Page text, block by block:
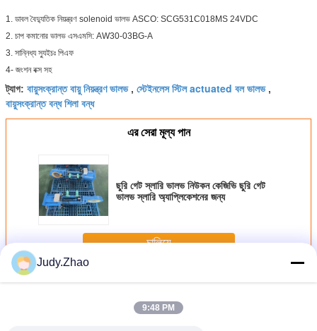
1. ডাবল বৈদ্যুতিক নিয়ন্ত্রণ solenoid ভালভ ASCO: SCG531C018MS 24VDC
2. চাপ কমানোর ভালভ এসএমসি: AW30-03BG-A
3. সান্নিধ্য স্যুইচঃ পিএফ
4- জংশন বক্স সহ
ট্যাগ: বায়ুসংক্রান্ত বায়ু নিয়ন্ত্রণ ভালভ, স্টেইনলেস স্টিল actuated বল ভালভ,
বায়ুসংক্রান্ত বন্ধ শিলা বন্ধ
এর সেরা মূল্য পান
ছুরি গেট স্লারি ভালভ নিউকন কেজিভি ছুরি গেট
ভালভ স্লারি অ্যাপ্লিকেশনের জন্য
চালিয়ে
অধিকবায়ু বন্ধ ভালভ
Judy.Zhao
9:48 PM